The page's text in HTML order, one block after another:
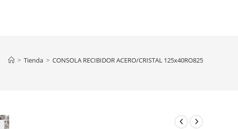
> Tienda > CONSOLA RECIBIDOR ACERO/CRISTAL 125x40RO825